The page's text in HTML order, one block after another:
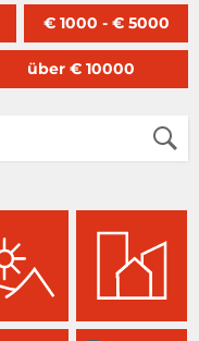
€ 1000 - € 5000
über € 10000